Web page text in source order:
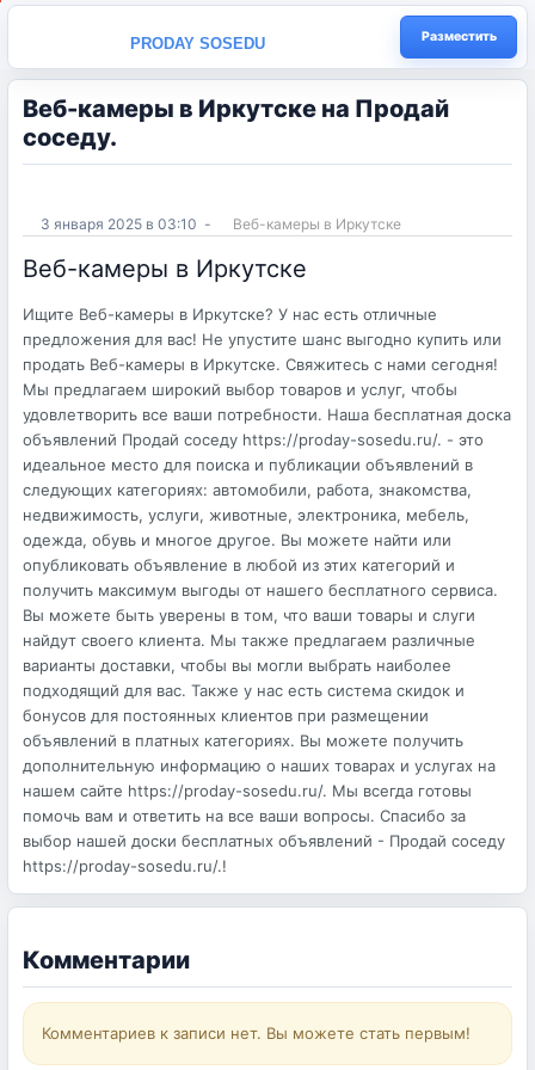
PRODAY SOSEDU Разместить
Веб-камеры в Иркутске на Продай
соседу.
3 января 2025 в 03:10 - Веб-камеры в Иркутске
Веб-камеры в Иркутске
Ищите Веб-камеры в Иркутске? У нас есть отличные
предложения для вас! Не упустите шанс выгодно купить или
продать Веб-камеры в Иркутске. Свяжитесь с нами сегодня!
Мы предлагаем широкий выбор товаров и услуг, чтобы
удовлетворить все ваши потребности. Наша бесплатная доска
объявлений Продай соседу https://proday-sosedu.ru/. - это
идеальное место для поиска и публикации объявлений в
следующих категориях: автомобили, работа, знакомства,
недвижимость, услуги, животные, электроника, мебель,
одежда, обувь и многое другое. Вы можете найти или
опубликовать объявление в любой из этих категорий и
получить максимум выгоды от нашего бесплатного сервиса.
Вы можете быть уверены в том, что ваши товары и слуги
найдут своего клиента. Мы также предлагаем различные
варианты доставки, чтобы вы могли выбрать наиболее
подходящий для вас. Также у нас есть система скидок и
бонусов для постоянных клиентов при размещении
объявлений в платных категориях. Вы можете получить
дополнительную информацию о наших товарах и услугах на
нашем сайте https://proday-sosedu.ru/. Мы всегда готовы
помочь вам и ответить на все ваши вопросы. Спасибо за
выбор нашей доски бесплатных объявлений - Продай соседу
https://proday-sosedu.ru/.!
Комментарии
Комментариев к записи нет. Вы можете стать первым!